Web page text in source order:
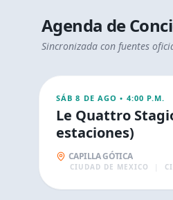
Agenda de
Sincronizada con fuentes
CONCIERTOS
SÁB 8 DE AGO • 4:00 P.M.
Le Quattro
estaciones)
CAPILLA GÓTICA
CIUDAD DE MEXICO